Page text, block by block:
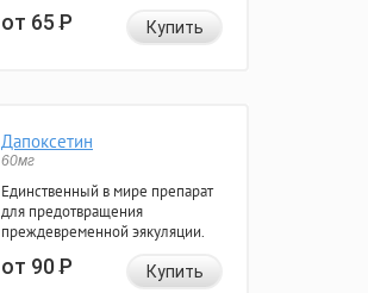
от 65Р Купить
Дапоксетин
60мг
Единственный в мире препарат
для предотвращения
преждевременной эякуляции.
от 90Р Купить